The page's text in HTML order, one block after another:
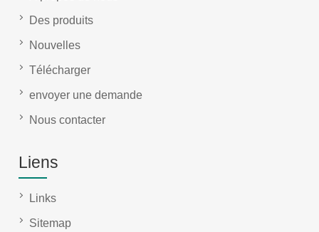
Des produits
Nouvelles
Télécharger
envoyer une demande
Nous contacter
Liens
Links
Sitemap